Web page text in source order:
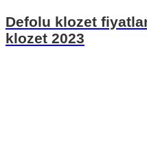
Defolu klozet
klozet 2023